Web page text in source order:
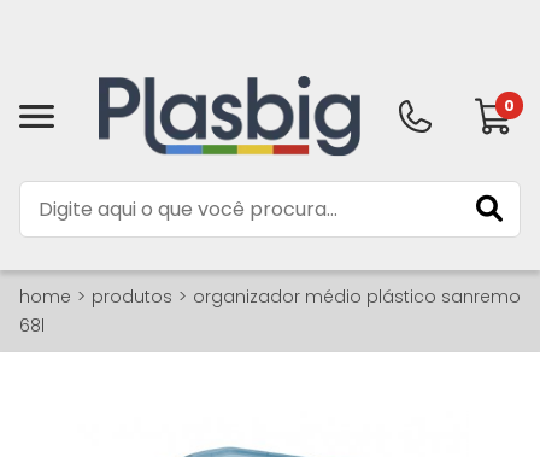
0
home produtos
organizador médio plástico sanremo
68l